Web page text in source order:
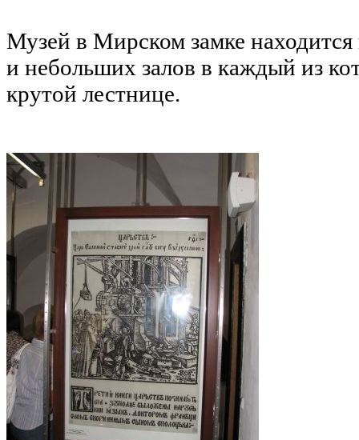
Музей в Мирском замке
и небольших залов в каждый из
крутой лестнице.